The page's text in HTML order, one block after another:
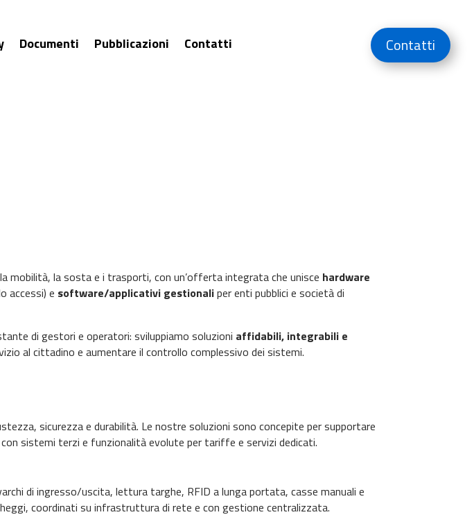
Documenti Pubblicazioni
Contatti
Contatti
mobilità, la sosta e i trasporti, con un’offerta integrata che unisce hardware
accessi) e software/applicativi gestionaliper enti pubblici e società di
di gestori e operatori: sviluppiamo soluzioni affidabili, integrabili e
al cittadino e aumentare il controllo complessivo dei sistemi.
sicurezza e durabilità. Le nostre soluzioni sono concepite per supportare
sistemi terzi e funzionalità evolute per tariffe e servizi dedicati.
di ingresso/uscita, lettura targhe, RFID a lunga portata, casse manuali e
coordinati su infrastruttura di rete e con gestione centralizzata.